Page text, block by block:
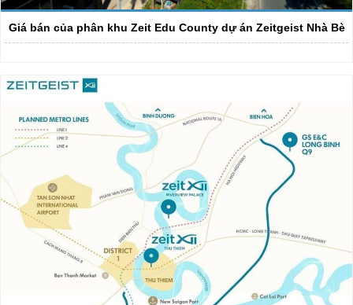
Giá bán của phân khu Zeit Edu County dự án Zeitgeist Nhà Bè